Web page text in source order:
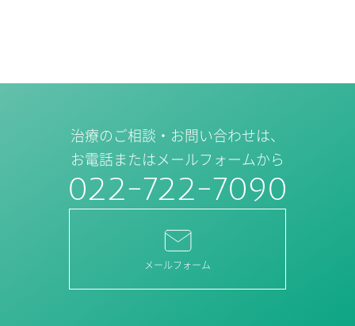
治療のご相談・お問い合わせは、
お電話またはメールフォームから
022-722-7090
メールフォーム